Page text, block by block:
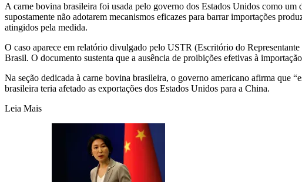
A carne bovina brasileira foi usada pelo governo dos Estados Unidos como
supostamente não adotarem mecanismos eficazes para barrar importações
atingidos pela medida.
O caso aparece em relatório divulgado pelo USTR (Escritório do
Brasil. O documento sustenta que a ausência de proibições efetivas à
Na seção dedicada à carne bovina brasileira, o governo americano afirma que
brasileira teria afetado as exportações dos Estados Unidos para a China.
Leia Mais